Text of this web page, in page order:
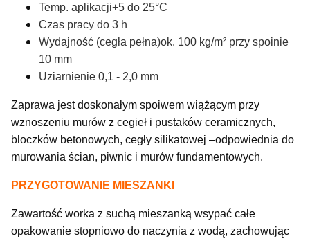
Temp. aplikacji+5 do 25°C
Czas pracy do 3 h
Wydajność (cegła pełna)ok. 100 kg/m² przy spoinie
10 mm
Uziarnienie 0,1 - 2,0 mm
Zaprawa jest doskonałym spoiwem wiążącym przy
wznoszeniu murów z cegieł i pustaków ceramicznych,
bloczków betonowych, cegły silikatowej –odpowiednia do
murowania ścian, piwnic i murów fundamentowych.
PRZYGOTOWANIE MIESZANKI
Zawartość worka z suchą mieszanką wsypać całe
opakowanie stopniowo do naczynia z wodą, zachowując